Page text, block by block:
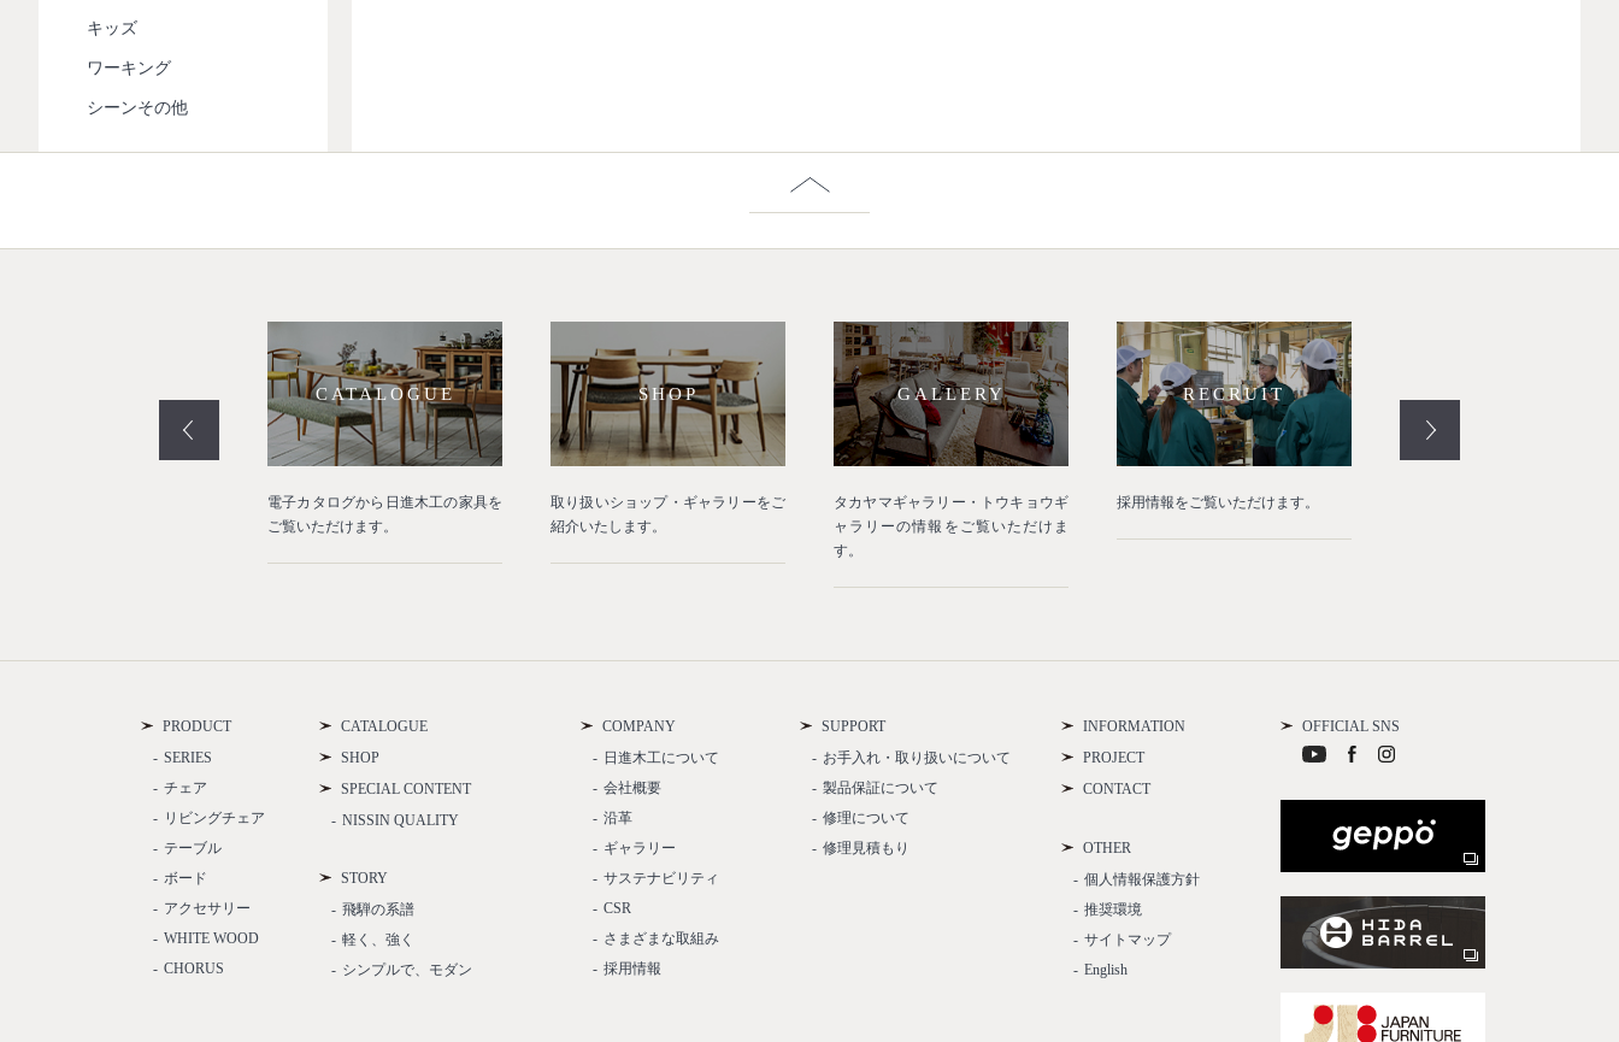
キッズ
ワーキング
シーンその他
CATALOGUE
電子カタログから日進木工の家具を
ご覧いただけます。
SHOP
取り扱いショップ・ギャラリーをご
紹介いたします。
GALLERY
タカヤマギャラリー・トウキョウギ
ャラリーの情報をご覧いただけま
す。
RECRUIT
採用情報をご覧いただけます。
PRODUCT
SERIES
チェア
リビングチェア
テーブル
ボード
アクセサリー
WHITE WOOD
CHORUS
CATALOGUE
SHOP
SPECIAL CONTENT
NISSIN QUALITY
STORY
飛騨の系譜
軽く、強く
シンプルで、モダン
COMPANY
日進木工について
会社概要
沿革
ギャラリー
サステナビリティ
CSR
さまざまな取組み
採用情報
SUPPORT
お手入れ・取り扱いについて
製品保証について
修理について
修理見積もり
INFORMATION
PROJECT
CONTACT
OTHER
個人情報保護方針
推奨環境
サイトマップ
English
OFFICIAL SNS